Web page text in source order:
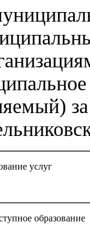
за
услуг
образование